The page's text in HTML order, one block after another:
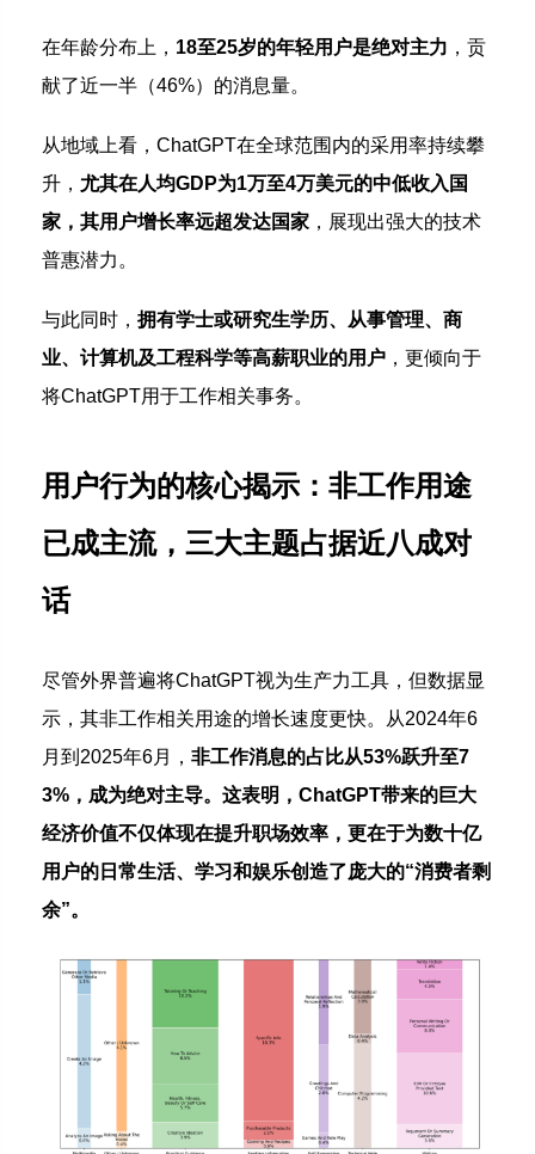
在年龄分布上， 18至25岁的年轻用户是绝对主力 ，贡
献了近一半（46%）的消息量。
从地域上看，ChatGPT在全球范围内的采用率持续攀
升， 尤其在人均GDP为1万至4万美元的中低收入国
家，其用户增长率远超发达国家 ，展现出强大的技术
普惠潜力。
与此同时， 拥有学士或研究生学历、从事管理、商
业、计算机及工程科学等高薪职业的用户 ，更倾向于
将ChatGPT用于工作相关事务。
用户行为的核心揭示： 非工作用途
已成主流， 三大主题占据近八成对
话
尽管外界普遍将ChatGPT视为生产力工具，但数据显
示，其非工作相关用途的增长速度更快。从2024年6
月到2025年6月， 非工作消息的占比从53%跃升至7
3%，成为绝对主导。这表明，ChatGPT带来的巨大
经济价值不仅体现在提升职场效率，更在于为数十亿
用户的日常生活、学习和娱乐创造了庞大的“消费者剩
余”。